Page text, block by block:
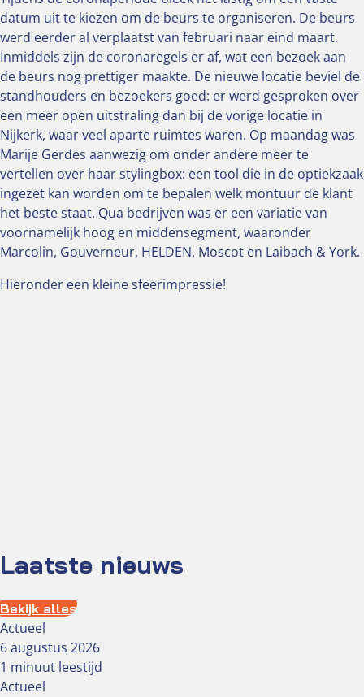
datum uit te kiezen om de beurs te organiseren. De beurs
werd eerder al verplaatst van februari naar eind maart.
Inmiddels zijn de coronaregels er af, wat een bezoek aan
de beurs nog prettiger maakte. De nieuwe locatie beviel de
standhouders en bezoekers goed: er werd gesproken over
een meer open uitstraling dan bij de vorige locatie in
Nijkerk, waar veel aparte ruimtes waren. Op maandag was
Marije Gerdes aanwezig om onder andere meer te
vertellen over haar stylingbox: een tool die in de optiekzaak
ingezet kan worden om te bepalen welk montuur de klant
het beste staat. Qua bedrijven was er een variatie van
voornamelijk hoog en middensegment, waaronder
Marcolin, Gouverneur, HELDEN, Moscot en Laibach & York.
Hieronder een kleine sfeerimpressie!
Laatste nieuws
Bekijk alles
Actueel
6 augustus 2026
1 minuut leestijd
Actueel